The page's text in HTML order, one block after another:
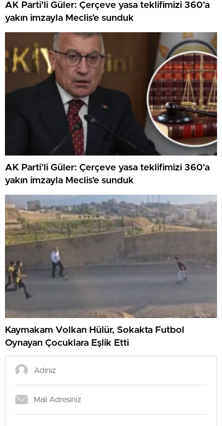
AK Parti’li Güler: Çerçeve yasa teklifimizi 360’a
yakın imzayla Meclis’e sunduk
AK Parti’li Güler: Çerçeve yasa teklifimizi 360’a
yakın imzayla Meclis’e sunduk
Kaymakam Volkan Hülür, Sokakta Futbol
Oynayan Çocuklara Eşlik Etti